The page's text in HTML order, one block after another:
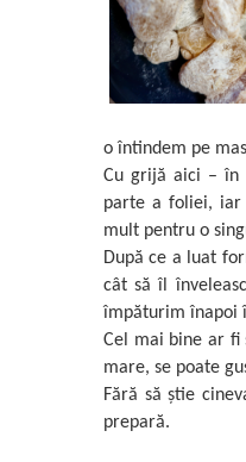
o întindem pe
Cu grijă aici – în
parte a foliei, iar
mult pentru o
După ce a luat
cât să îl
împăturim înapoi
Cel mai bine ar fi
mare, se poate
Fără să știe
prepară.